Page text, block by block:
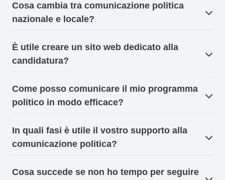
Cosa cambia tra comunicazione politica
nazionale e locale?
È utile creare un sito web dedicato alla
candidatura?
Come posso comunicare il mio programma
politico in modo efficace?
In quali fasi è utile il vostro supporto alla
comunicazione politica?
Cosa succede se non ho tempo per seguire